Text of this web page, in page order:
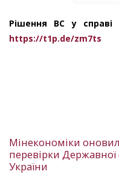
Рішення ВС у справі
https://t1p.de/zm7ts
Мінекономіки
перевірки Державної
України